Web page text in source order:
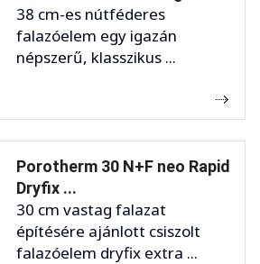
38 cm-es nútféderes
falazóelem egy igazán
népszerű, klasszikus ...
Porotherm 30 N+F neo Rapid
Dryfix ...
30 cm vastag falazat
építésére ajánlott csiszolt
falazóelem dryfix extra ...